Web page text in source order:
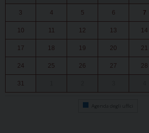
3 4 5 6 7
10 11 12 13 14
17 18 19 20 21
24 25 26 27 28
31
Agenda degli uffici